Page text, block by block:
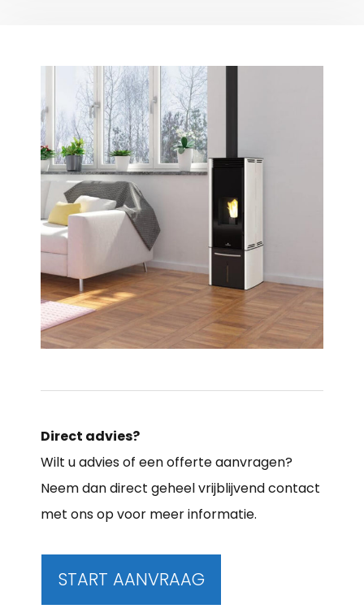
Direct advies?
Wilt u advies of een offerte aanvragen?
Neem dan direct geheel vrijblijvend contact
met ons op voor meer informatie.
START AANVRAAG